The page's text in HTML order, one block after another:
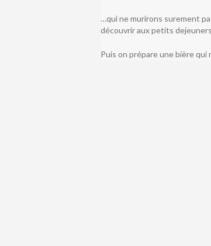
…qui ne murirons surement
découvrir aux petits
Puis on prépare une bière qui